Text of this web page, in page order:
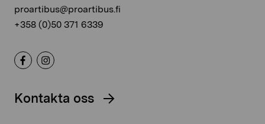
proartibus@proartibus.fi
+358 (0)50 371 6339
Kontakta oss